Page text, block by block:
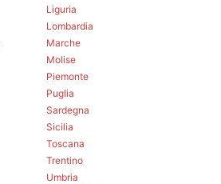
Liguria
Lombardia
Marche
Molise
Piemonte
Puglia
Sardegna
Sicilia
Toscana
Trentino
Umbria